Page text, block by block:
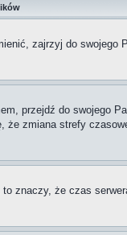
zajrzyj do swojego
przejdź do swojego
że zmiana strefy
znaczy, że czas